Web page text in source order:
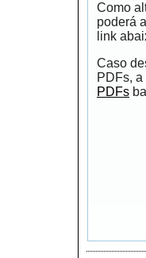
Como
poderá
link
Caso
PDFs,
PDFs